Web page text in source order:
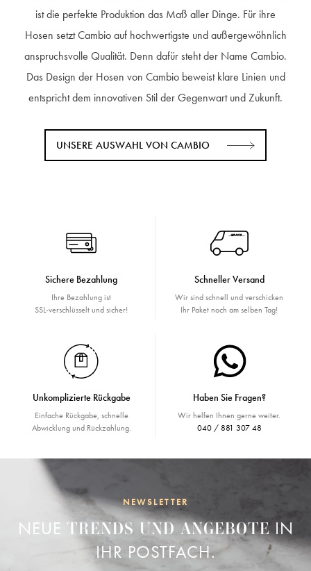
ist die perfekte Produktion das Maß aller Dinge. Für ihre
Hosen setzt Cambio auf hochwertigste und außergewöhnlich
anspruchsvolle Qualität. Denn dafür steht der Name Cambio.
Das Design der Hosen von Cambio beweist klare Linien und
entspricht dem innovativen Stil der Gegenwart und Zukunft.
UNSERE AUSWAHL VON CAMBIO
Sichere Bezahlung
Ihre Bezahlung ist
SSL-verschlüsselt und sicher!
Schneller Versand
Wir sind schnell und verschicken
Ihr Paket noch am selben Tag!
Unkomplizierte Rückgabe
Einfache Rückgabe, schnelle
Abwicklung und Rückzahlung.
Haben Sie Fragen?
Wir helfen Ihnen gerne weiter.
040 / 881 307 48
NEWSLETTER
NEUE TRENDS UND ANGEBOTEIN
IHR POSTFACH.